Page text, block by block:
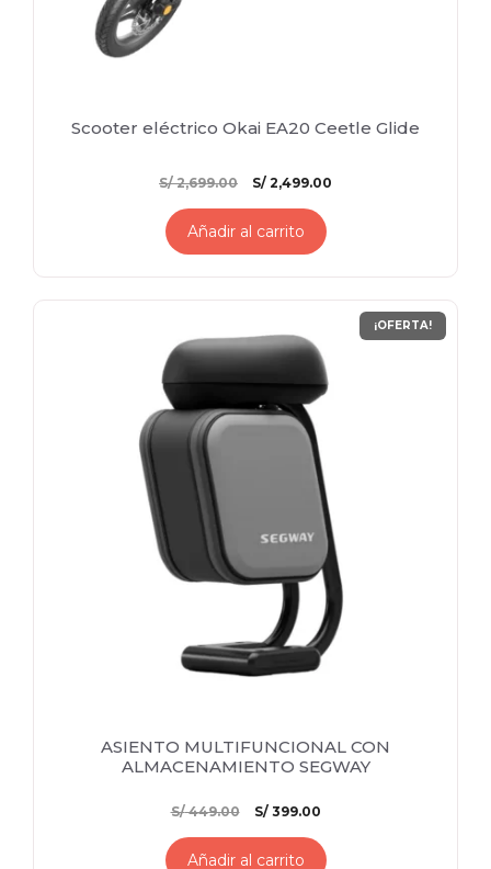
Scooter eléctrico Okai EA20 Ceetle Glide
S/2,699.00
El
original
S/ 2,499.00
Añadir al carrito
¡OFERTA!
ASIENTO MULTIFUNCIONAL CON
ALMACENAMIENTO SEGWAY
S/449.00
El
original
S/399.00El
actual
Añadir al carrito